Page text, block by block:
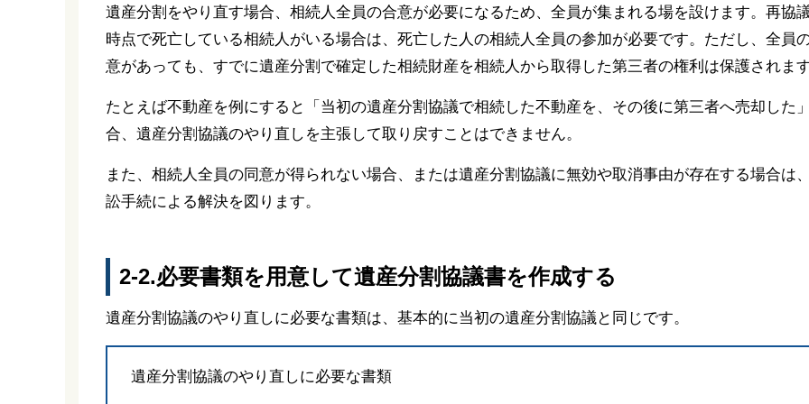
遺産分割をやり直す場合、相続人全員の合意が必要になるため、全員が集まれる場を設けます。再協
時点で死亡している相続人がいる場合は、死亡した人の相続人全員の参加が必要です。ただし、全員
意があっても、すでに遺産分割で確定した相続財産を相続人から取得した第三者の権利は保護されます
たとえば不動産を例にすると「当初の遺産分割協議で相続した不動産を、その後に第三者へ売却した
合、遺産分割協議のやり直しを主張して取り戻すことはできません。
また、相続人全員の同意が得られない場合、または遺産分割協議に無効や取消事由が存在する場合は
訟手続による解決を図ります。
2-2.必要書類を用意して遺産分割協議書を作成する
遺産分割協議のやり直しに必要な書類は、基本的に当初の遺産分割協議と同じです。
遺産分割協議のやり直しに必要な書類